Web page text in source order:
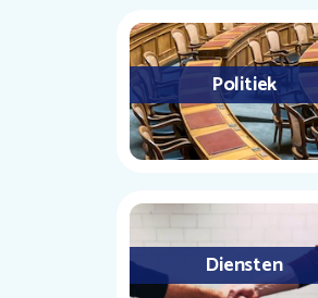
Politiek
Diensten